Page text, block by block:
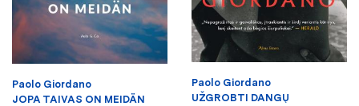
Paolo Giordano
JOPA TAIVAS ON MEIDÄN
Paolo Giordano
UŽGROBTI DANGŲ